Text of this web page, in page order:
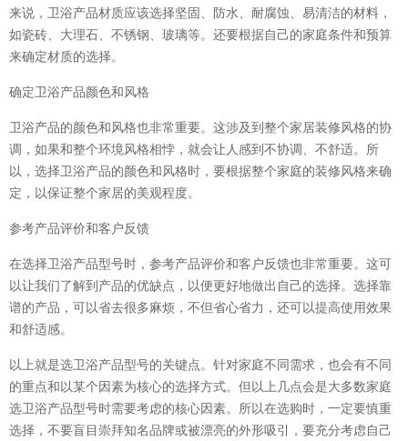
来说，卫浴产品材质应该选择坚固、防水、耐腐蚀、易清洁的材料，
如瓷砖、大理石、不锈钢、玻璃等。还要根据自己的家庭条件和预算
来确定材质的选择。
确定卫浴产品颜色和风格
卫浴产品的颜色和风格也非常重要。这涉及到整个家居装修风格的协
调，如果和整个环境风格相悖，就会让人感到不协调、不舒适。所
以，选择卫浴产品的颜色和风格时，要根据整个家庭的装修风格来确
定，以保证整个家居的美观程度。
参考产品评价和客户反馈
在选择卫浴产品型号时，参考产品评价和客户反馈也非常重要。这可
以让我们了解到产品的优缺点，以便更好地做出自己的选择。选择靠
谱的产品，可以省去很多麻烦，不但省心省力，还可以提高使用效果
和舒适感。
以上就是选卫浴产品型号的关键点。针对家庭不同需求，也会有不同
的重点和以某个因素为核心的选择方式。但以上几点会是大多数家庭
选卫浴产品型号时需要考虑的核心因素。所以在选购时，一定要慎重
选择，不要盲目崇拜知名品牌或被漂亮的外形吸引，要充分考虑自己